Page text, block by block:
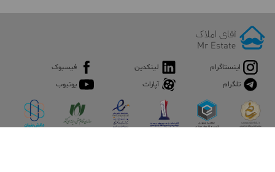
اینستاگرام لینکدین
فیسبوک
تلگرام
آپارات یوتیوب